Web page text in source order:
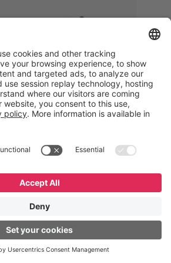
Ribeiro
360°, que permite
reversa. Podemos
analisar, recondicionar e
equipamentos à cadeia,